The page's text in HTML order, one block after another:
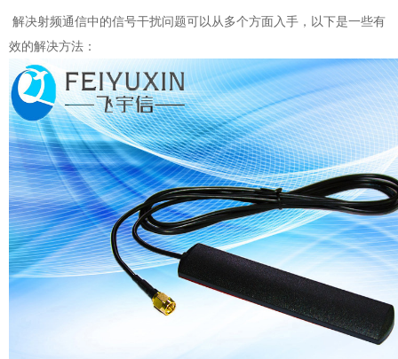
解决射频通信中的信号干扰问题可以从多个方面入手，以下是一些有
效的解决方法：